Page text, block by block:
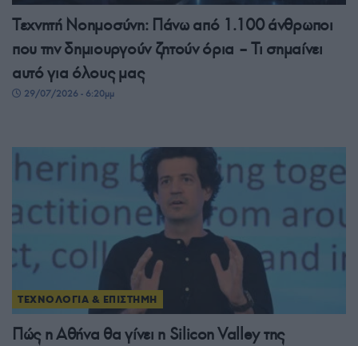
Τεχνητή Νοημοσύνη: Πάνω από 1.100 άνθρωποι
που την δημιουργούν ζητούν όρια – Τι σημαίνει
αυτό για όλους μας
29/07/2026 - 6:20μμ
ΤΕΧΝΟΛΟΓΙΑ & ΕΠΙΣΤΗΜΗ
Πώς η Αθήνα θα γίνει η Silicon Valley της